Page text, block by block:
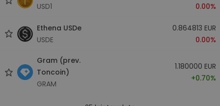
USD1
0.00%
Ethena USDe
USDE
0.864813 EUR
0.00%
Gram (prev.
Toncoin)
GRAM
1.180000 EUR
+0.70%